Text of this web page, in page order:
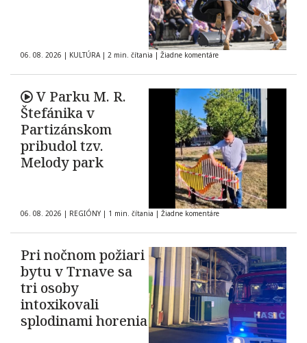
06. 08. 2026 | KULTÚRA | 2 min. čítania | Žiadne komentáre
V Parku M. R.
Štefánika v
Partizánskom
pribudol tzv.
Melody park
06. 08. 2026 | REGIÓNY | 1 min. čítania | Žiadne komentáre
Pri nočnom požiari
bytu v Trnave sa
tri osoby
intoxikovali
splodinami horenia